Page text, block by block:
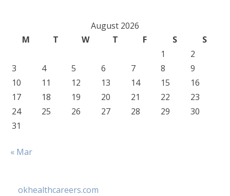
August 2026
M
T W T F S
S
1
2
3
4 5 6 7 8
9
10
11 12 13 14 15
16
17
18 19 20 21 22
23
24
25 26 27 28 29
30
31
« Mar
okhealthcareers.com